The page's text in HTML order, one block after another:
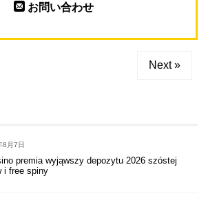
お問い合わせ
Next »
8月7日
premia wyjąwszy depozytu 2026 szóstej
i free spiny